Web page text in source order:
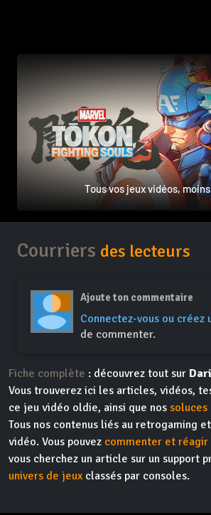
Tous vos jeux vidéos,
Courriers des lecteurs
Ajoute ton commentaire
Connectez-vous ou créez
de commenter.
Fiche complète : découvrez tout sur
Vous trouverez ici les articles, vidéos,
ce jeu vidéo oldie, ainsi que nos soluces
Tous nos contenus liés au retrogaming
vidéo. Vous pouvez commenter et réagir
vous cherchez un article sur un support
univers de jeux classés par consoles.